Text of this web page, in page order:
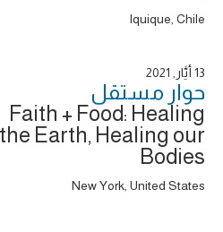
Iquique, Chile
13 أَيَّار, 2021
حوار ‎مستقل
Faith + Food: Healing
the Earth, Healing our
Bodies
New York, United States